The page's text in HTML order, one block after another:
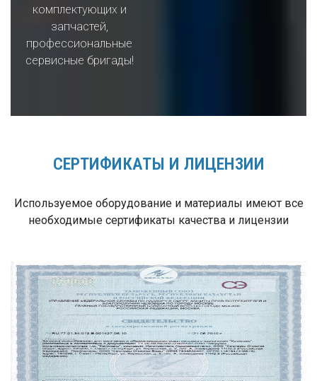
комплектующих и
запчастей,
профессиональные
сервисные бригады!
СЕРТИФИКАТЫ И ЛИЦЕНЗИИ
Используемое оборудование и материалы имеют все
необходимые сертификаты качества и лицензии